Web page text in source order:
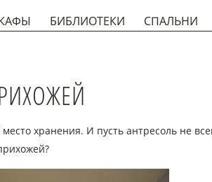
БИБЛИОТЕКИ СПАЛЬНИ
хранения. И пусть антресоль не